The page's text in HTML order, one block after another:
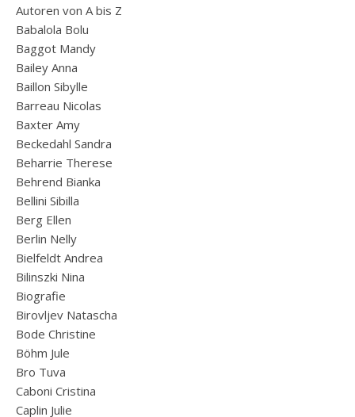
Autoren von A bis Z
Babalola Bolu
Baggot Mandy
Bailey Anna
Baillon Sibylle
Barreau Nicolas
Baxter Amy
Beckedahl Sandra
Beharrie Therese
Behrend Bianka
Bellini Sibilla
Berg Ellen
Berlin Nelly
Bielfeldt Andrea
Bilinszki Nina
Biografie
Birovljev Natascha
Bode Christine
Böhm Jule
Bro Tuva
Caboni Cristina
Caplin Julie